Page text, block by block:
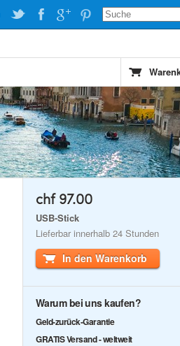
chf 97.00
USB-Stick
Lieferbar innerhalb 24 Stunden
In den Warenkorb
Warum bei uns kaufen?
Geld-zurück-Garantie
GRATIS Versand - weltweit